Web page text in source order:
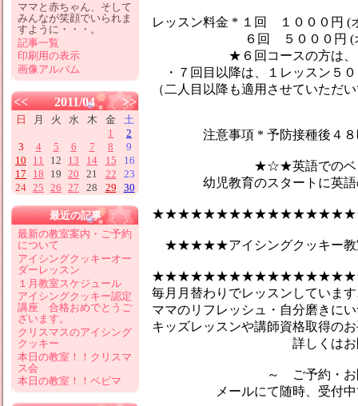
レッスン料金 * １回 １０００円 (
６回 ５０００円 (オイ
★６回コースの方は、１レ
・７回目以降は、１レッスン５
（二人目以降も適用させていただ
注意事項 * 予防接種後４８時
★☆★英語でのベビーマ
幼児教育のスタートに英語の
★★★★★アイシングクッキー
毎月月替わりでレッスンしていま
ママのリフレッシュ・自分磨きに
キッズレッスンや講師資格取得の
詳しくはお問合せ
～ ご予約・お問い
メールにて随時、受付中で
ママと赤ちゃん、そして
みんなが笑顔でいられま
すように・・・。
記事一覧
印刷用の表示
画像アルバム
<< 2011/04 >>
日 月 火 水 木 金
土
1
2
3
4 5 6 7 8
9
10
11 12 13 14 15
16
17
18 19 20 21 22
23
24 25 26 27 28 29 30
最近の記事
最新の教室案内・ご予約
について
アイシングクッキーオー
ダーレッスン
１月教室スケジュール
アイシングクッキー認定
講座 合格おめでとうご
ざいます。
クリスマスのアイシング
クッキー
本日の教室！！クリスマ
ス会
本日の教室！！ベビマ